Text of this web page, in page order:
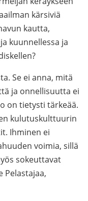
kärsiviä
kautta,
kuunnellessa ja
Se ei anna, mitä
ja onnellisuutta ei
on tietysti tärkeää.
kulutuskulttuurin
Ihminen ei
voimia, sillä
sokeuttavat
Pelastajaa,